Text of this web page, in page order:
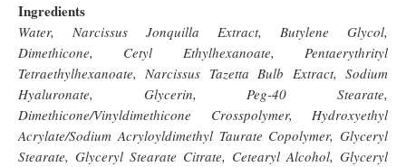
Ingredients
Water, Narcissus Jonquilla Extract, Butylene Glycol,
Dimethicone, Cetyl Ethylhexanoate, Pentaerythrityl
Tetraethylhexanoate, Narcissus Tazetta Bulb Extract, Sodium
Hyaluronate, Glycerin, Peg-40 Stearate,
Dimethicone/Vinyldimethicone Crosspolymer, Hydroxyethyl
Acrylate/Sodium Acryloyldimethyl Taurate Copolymer, Glyceryl
Stearate, Glyceryl Stearate Citrate, Cetearyl Alcohol, Glyceryl